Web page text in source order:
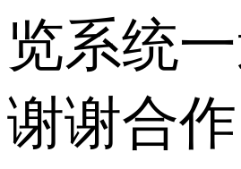
览系统
谢谢合作